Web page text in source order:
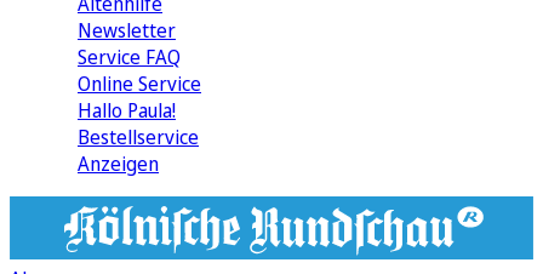
Newsletter
Service FAQ
Online Service
Hallo Paula!
Bestellservice
Anzeigen